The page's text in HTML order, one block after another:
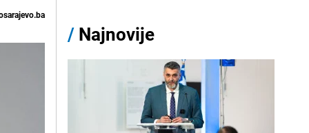
/ Najnovije